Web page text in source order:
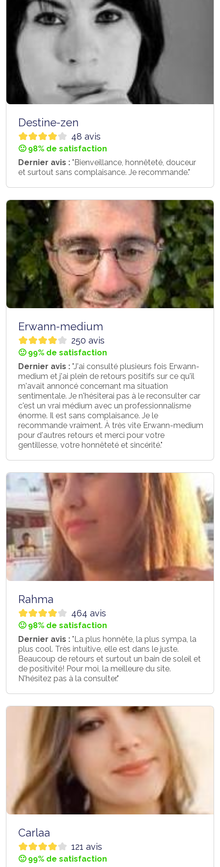
Destine-zen
48 avis
🙂 98% de satisfaction
Dernier avis : "Bienveillance, honnêteté, douceur
et surtout sans complaisance. Je recommande."
Erwann-medium
250 avis
🙂 99% de satisfaction
Dernier avis : "J'ai consulté plusieurs fois Erwann-
medium et j'ai plein de retours positifs sur ce qu'il
m'avait annoncé concernant ma situation
sentimentale. Je n'hésiterai pas à le reconsulter car
c'est un vrai médium avec un professionnalisme
énorme. Il est sans complaisance. Je le
recommande vraiment. À très vite Erwann-medium
pour d'autres retours et merci pour votre
gentillesse, votre honnêteté et sincérité."
Rahma
464 avis
🙂 98% de satisfaction
Dernier avis : "La plus honnête, la plus sympa, la
plus cool. Très intuitive, elle est dans le juste.
Beaucoup de retours et surtout un bain de soleil et
de positivité! Pour moi, la meilleure du site.
N'hésitez pas à la consulter."
Carlaa
121 avis
🙂 99% de satisfaction